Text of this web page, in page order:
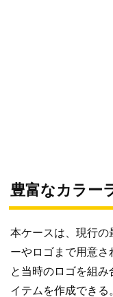
豊富なカラー
本ケースは、現行の
ーやロゴまで用意
と当時のロゴを組
イテムを作成でき